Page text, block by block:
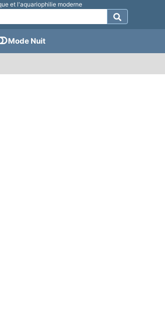
et l'aquariophilie moderne
Mode Nuit